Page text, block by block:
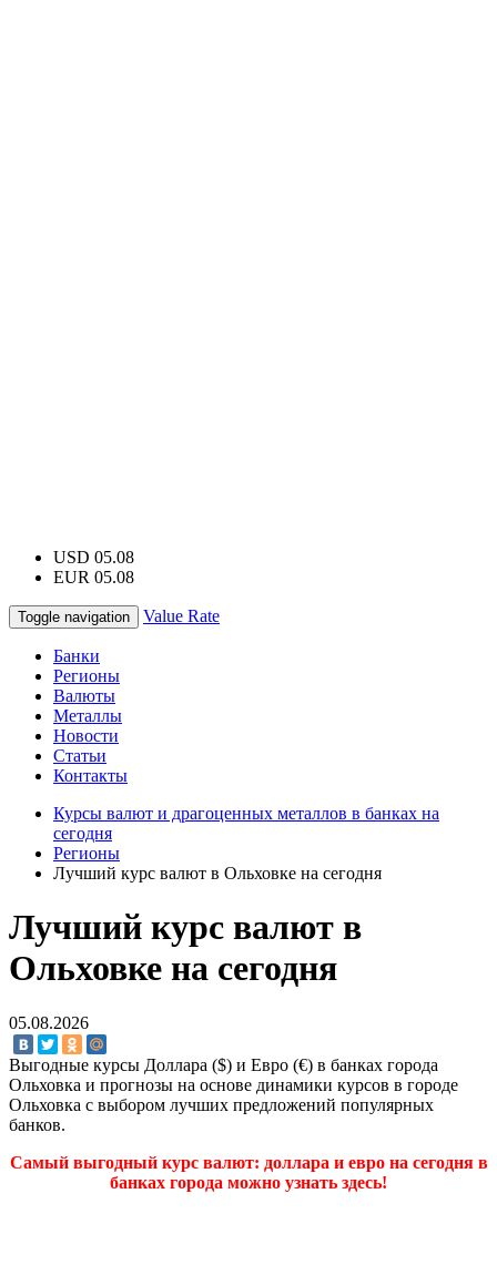
USD 05.08
EUR 05.08
Toggle navigation Value Rate
Банки
Регионы
Валюты
Металлы
Новости
Статьи
Контакты
Курсы валют и драгоценных металлов в банках на
сегодня
Регионы
Лучший курс валют в Ольховке на сегодня
Лучший курс валют в
Ольховке на сегодня
05.08.2026
Выгодные курсы Доллара ($) и Евро (€) в банках города
Ольховка и прогнозы на основе динамики курсов в городе
Ольховка с выбором лучших предложений популярных
банков.
Самый выгодный курс валют: доллара и евро на сегодня в
банках города можно узнать здесь!